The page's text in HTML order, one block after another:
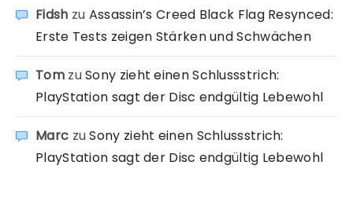
Fidsh zu Assassin’s Creed Black Flag Resynced:
Erste Tests zeigen Stärken und Schwächen
TomzuSony zieht einen Schlussstrich:
PlayStation sagt der Disc endgültig Lebewohl
Marc zuSony zieht einen Schlussstrich:
PlayStation sagt der Disc endgültig Lebewohl